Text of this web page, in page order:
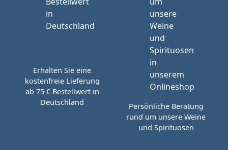
Erhalten Sie eine
kostenfreie Lieferung
ab 75 € Bestellwert in
Deutschland
Persönliche Beratung
rund um unsere Weine
und Spirituosen